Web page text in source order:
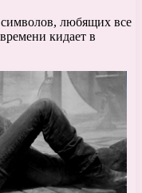
любящих все
кидает в